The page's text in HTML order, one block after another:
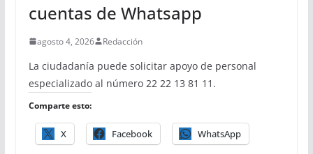
cuentas de Whatsapp
agosto 4, 2026 Redacción
La ciudadanía puede solicitar apoyo de personal
especializado al número 22 22 13 81 11.
Comparte esto:
X Facebook WhatsApp